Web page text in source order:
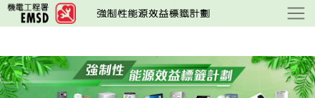
跳
至
要
內
容